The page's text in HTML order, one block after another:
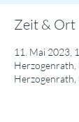
Zeit & Ort
11. Mai 2023,
Herzogenrath,
Herzogenrath,